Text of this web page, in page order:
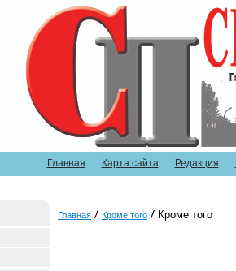
Главная Карта сайта Редакция
Главная Кроме того Кроме того